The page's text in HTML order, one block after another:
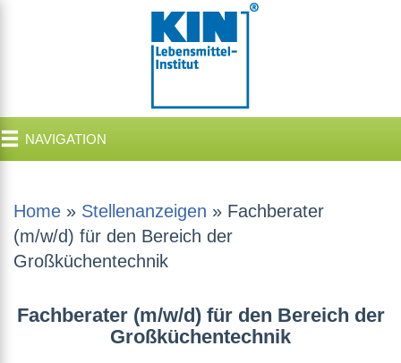
NAVIGATION
Home » Stellenanzeigen » Fachberater
(m/w/d) für den Bereich der
Großküchentechnik
Fachberater (m/w/d) für den Bereich der
Großküchentechnik